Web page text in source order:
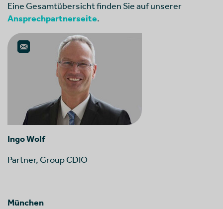
Eine Gesamtübersicht finden Sie auf unserer
Ansprechpartnerseite.
Ingo Wolf
Partner, Group CDIO
München